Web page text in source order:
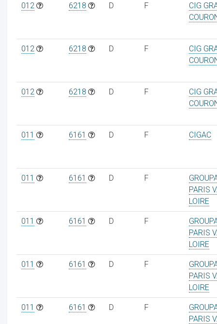
012 6218 D F
CIG
012 6218 D F
CIG
012 6218 D F
CIG
011 6161 D F CIGAC
011 6161 D F
PARIS
LOIRE
011 6161 D F
PARIS
LOIRE
011 6161 D F
PARIS
LOIRE
011 6161 D F
PARIS